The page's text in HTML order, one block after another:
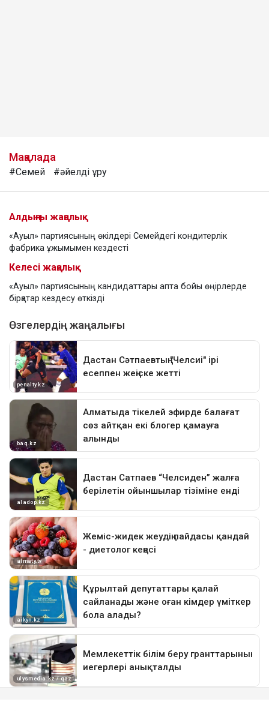
Мақалада
#Семей #әйелді ұру
Алдыңғы жаңалық
«Ауыл» партиясының өкілдері Семейдегі кондитерлік
фабрика ұжымымен кездесті
Келесі жаңалық
«Ауыл» партиясының кандидаттары апта бойы өңірлерде
бірқатар кездесу өткізді